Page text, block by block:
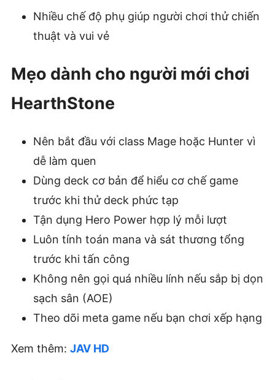
Nhiều chế độ phụ giúp người chơi thử chiến
thuật và vui vẻ
Mẹo dành cho người mới chơi
HearthStone
Nên bắt đầu với class Mage hoặc Hunter vì
dễ làm quen
Dùng deck cơ bản để hiểu cơ chế game
trước khi thử deck phức tạp
Tận dụng Hero Power hợp lý mỗi lượt
Luôn tính toán mana và sát thương tổng
trước khi tấn công
Không nên gọi quá nhiều lính nếu sắp bị dọn
sạch sân (AOE)
Theo dõi meta game nếu bạn chơi xếp hạng
Xem thêm: JAV HD